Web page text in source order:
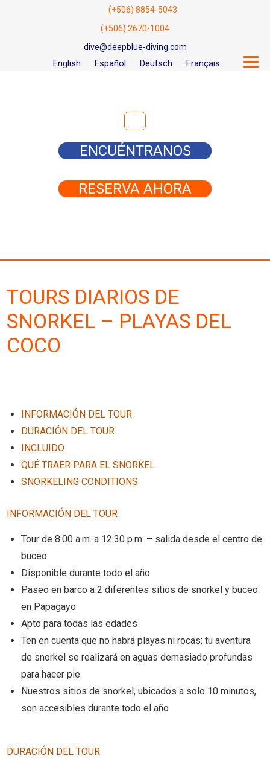
(+506) 8854-5043
(+506) 2670-1004
dive@deepblue-diving.com
English Español Deutsch Français
Buscar:
ENCUÉNTRANOS
RESERVA AHORA
TOURS DIARIOS DE
SNORKEL – PLAYAS DEL
COCO
INFORMACIÓN DEL TOUR
DURACIÓN DEL TOUR
INCLUIDO
QUÉ TRAER PARA EL SNORKEL
SNORKELING CONDITIONS
INFORMACIÓN DEL TOUR
Tour de 8:00 a.m. a 12:30 p.m. – salida desde el centro de
buceo
Disponible durante todo el año
Paseo en barco a 2 diferentes sitios de snorkel y buceo
en Papagayo
Apto para todas las edades
Ten en cuenta que no habrá playas ni rocas; tu aventura
de snorkel se realizará en aguas demasiado profundas
para hacer pie
Nuestros sitios de snorkel, ubicados a solo 10 minutos,
son accesibles durante todo el año
DURACIÓN DEL TOUR